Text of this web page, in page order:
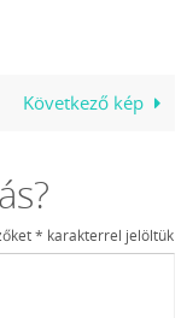
Következő kép
* karakterrel jelöltük